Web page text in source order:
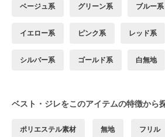
ベージュ系 グリーン系 ブルー系
イエロー系 ピンク系 レッド系
シルバー系 ゴールド系 白無地
ベスト・ジレをこのアイテムの特徴から
ポリエステル素材 無地 フリル